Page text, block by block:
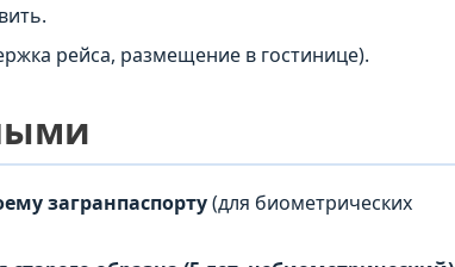
рейса, размещение в гостинице).
загранпаспорту(для биометрических